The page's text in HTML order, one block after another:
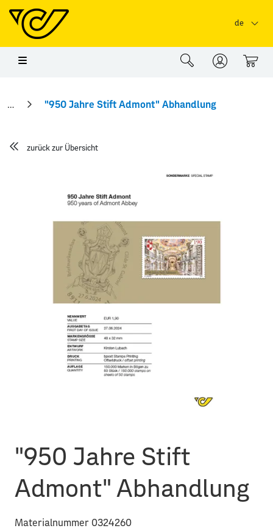
Springe zu Hauptinhalt
de
0
"950 Jahre Stift Admont" Abhandlung
zurück zur Übersicht
"950 Jahre Stift
Admont" Abhandlung
Materialnummer 0324260